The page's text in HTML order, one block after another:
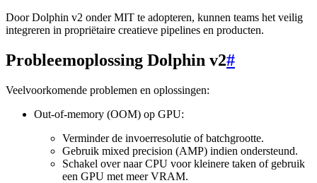
Door Dolphin v2 onder MIT te adopteren, kunnen teams het veilig
integreren in propriëtaire creatieve pipelines en producten.
Probleemoplossing Dolphin v2#
Veelvoorkomende problemen en oplossingen:
Out-of-memory (OOM) op GPU:
Verminder de invoerresolutie of batchgrootte.
Gebruik mixed precision (AMP) indien ondersteund.
Schakel over naar CPU voor kleinere taken of gebruik
een GPU met meer VRAM.